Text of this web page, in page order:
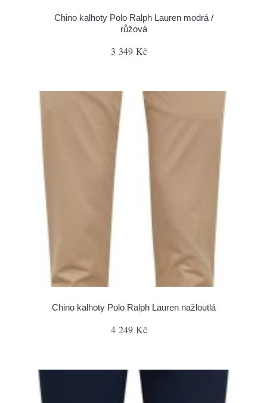
Chino kalhoty Polo Ralph Lauren modrá /
růžová
3 349 Kč
Chino kalhoty Polo Ralph Lauren nažloutlá
4 249 Kč